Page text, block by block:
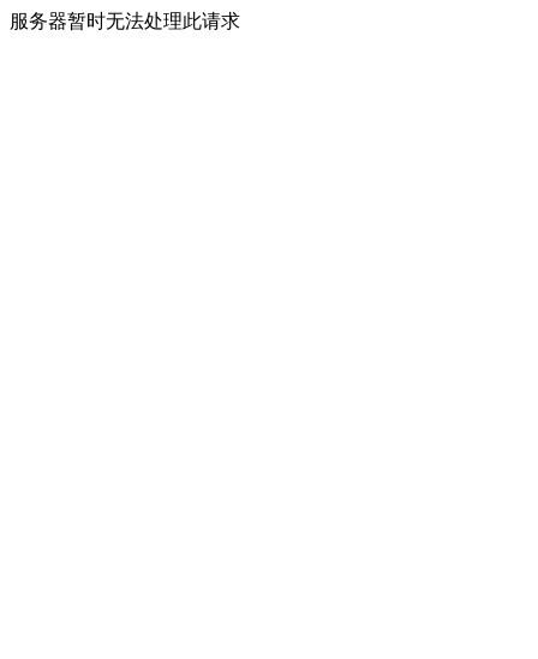
服务器暂时无法处理此请求